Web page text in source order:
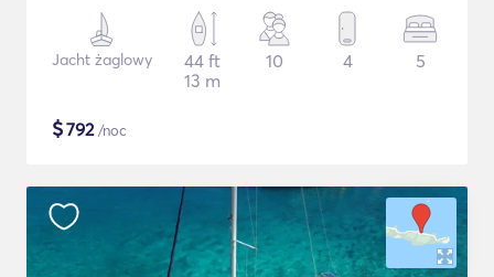
Jacht żaglowy
44 ft
13 m
10 4 5
$792/noc